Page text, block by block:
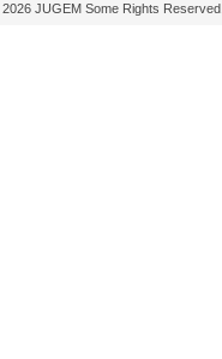
JUGEM Some Rights Reserved.